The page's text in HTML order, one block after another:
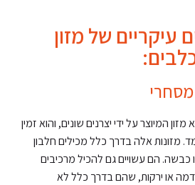
עיקריים של מזון
המיוצר על ידי יצרנים שונים, והוא זמין
מזונות אלה בדרך כלל מכילים חלבון
הם עשויים גם להכיל מרכיבים
או ירקות, שהם בדרך כלל לא